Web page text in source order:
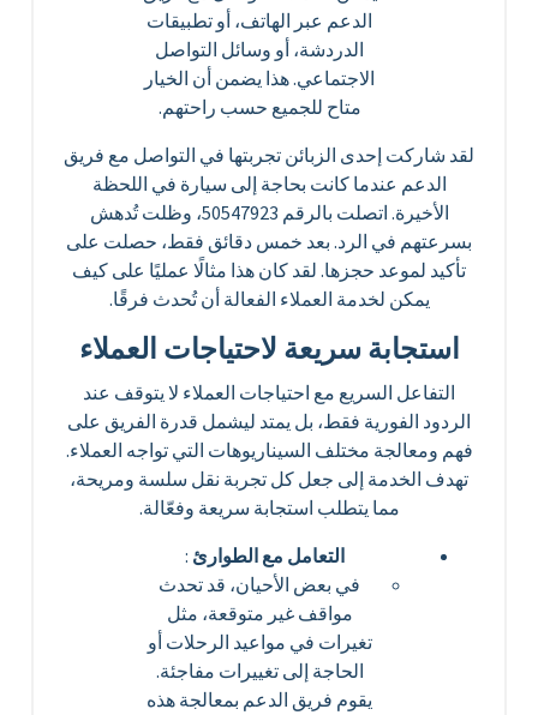
الدعم عبر الهاتف، أو تطبيقات
الدردشة، أو وسائل التواصل
الاجتماعي. هذا يضمن أن الخيار
متاح للجميع حسب راحتهم.
لقد شاركت إحدى الزبائن تجربتها في التواصل مع فريق
الدعم عندما كانت بحاجة إلى سيارة في اللحظة
الأخيرة. اتصلت بالرقم 50547923، وظلت تُدهش
بسرعتهم في الرد. بعد خمس دقائق فقط، حصلت على
تأكيد لموعد حجزها. لقد كان هذا مثالًا عمليًا على كيف
يمكن لخدمة العملاء الفعالة أن تُحدث فرقًا.
استجابة سريعة لاحتياجات العملاء
التفاعل السريع مع احتياجات العملاء لا يتوقف عند
الردود الفورية فقط، بل يمتد ليشمل قدرة الفريق على
فهم ومعالجة مختلف السيناريوهات التي تواجه العملاء.
تهدف الخدمة إلى جعل كل تجربة نقل سلسة ومريحة،
مما يتطلب استجابة سريعة وفعّالة.
التعامل مع الطوارئ:
في بعض الأحيان، قد تحدث
مواقف غير متوقعة، مثل
تغيرات في مواعيد الرحلات أو
الحاجة إلى تغييرات مفاجئة.
يقوم فريق الدعم بمعالجة هذه